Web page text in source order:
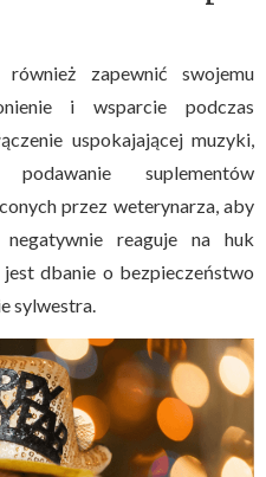
zapewnić swojemu
i wsparcie podczas
uspokajającej muzyki,
suplementów
przez weterynarza, aby
reaguje na huk
dbanie o bezpieczeństwo
sylwestra.